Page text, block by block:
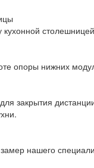
кухонной
опоры нижних
закрытия
нашего